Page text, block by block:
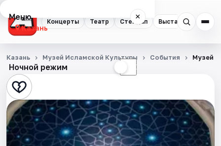
Концерты Театр Стендап Выставки
Меню ×
Казань
Концерты
Театр
Стендап
Выставки
Квесты
Ночной режим ☾
Казань Музей Исламской Культуры События Музей